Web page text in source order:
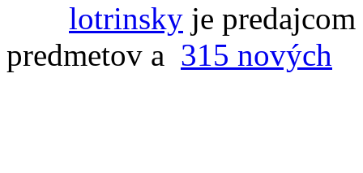
lotrinsky je
predmetov a 315 nových